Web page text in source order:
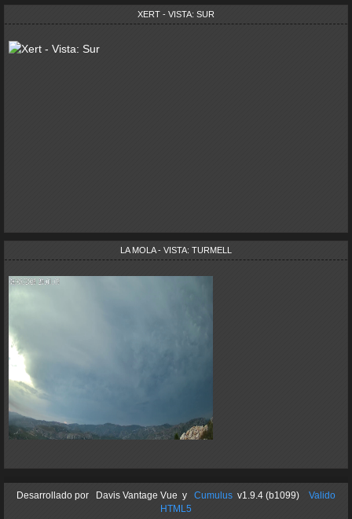
XERT - VISTA: SUR
LA MOLA - VISTA: TURMELL
Desarrollado por Davis Vantage Vue y Cumulus v1.9.4 (b1099)
Valido
HTML5